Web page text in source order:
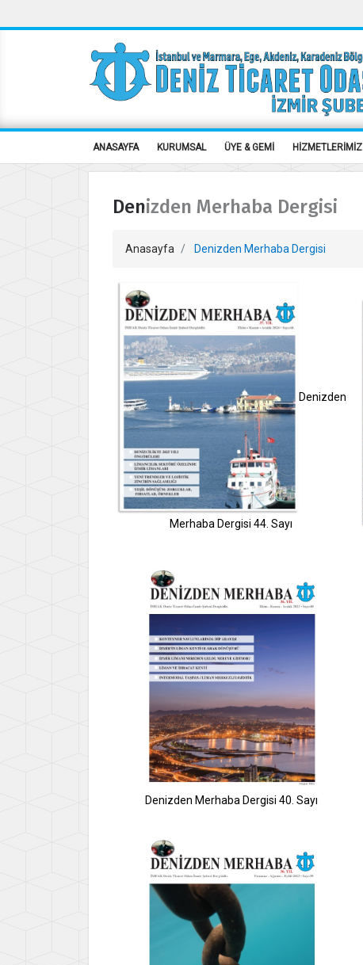
ANASAYFA KURUMSAL ÜYE & GEMİ HİZMETLERİMİZ
Denizden Merhaba Dergisi
Anasayfa Denizden Merhaba Dergisi
Denizden
Merhaba Dergisi 44. Sayı
Denizden Merhaba Dergisi 40. Sayı